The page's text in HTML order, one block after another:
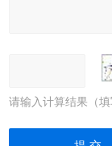
请输入计算结果（